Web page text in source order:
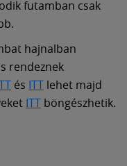
futamban csak
hajnalban
rendeznek
és ITT lehet majd
ITT böngészhetik.